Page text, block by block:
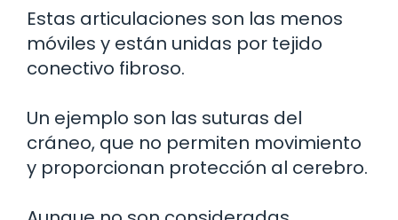
Estas articulaciones son las menos
móviles y están unidas por tejido
conectivo fibroso.
Un ejemplo son las suturas del
cráneo, que no permiten movimiento
y proporcionan protección al cerebro.